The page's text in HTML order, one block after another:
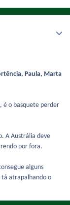
Paula, Marta
é o basquete perder
A Austrália deve
por fora.
alguns
tá atrapalhando o